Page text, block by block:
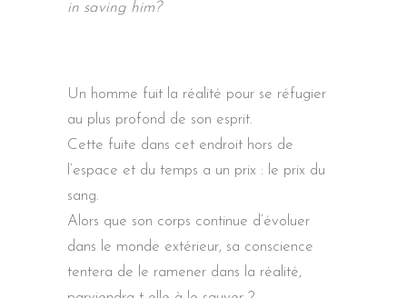
in saving him?
Un homme fuit la réalité pour se réfugier
au plus profond de son esprit.
Cette fuite dans cet endroit hors de
l’espace et du temps a un prix : le prix du
sang.
Alors que son corps continue d’évoluer
dans le monde extérieur, sa conscience
tentera de le ramener dans la réalité,